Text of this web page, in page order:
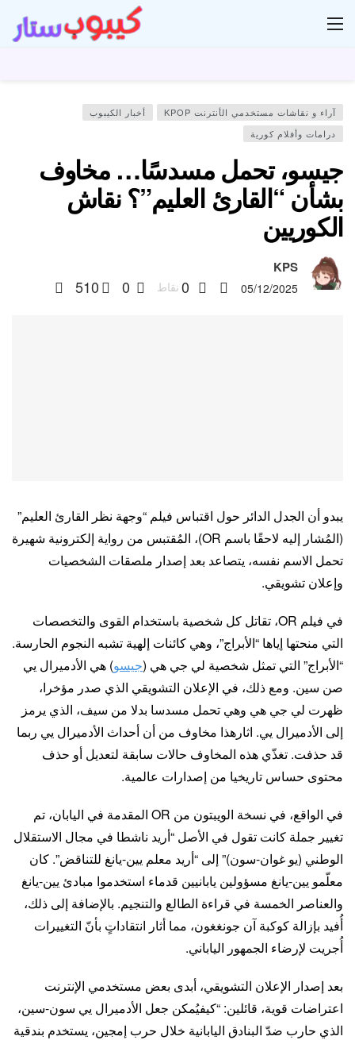
آراء و نقاشات مستخدمي الأنترنت KPOP
أخبار الكيبوب
درامات وأفلام كورية
جيسو، تحمل مسدسًا… مخاوف
بشأن “القارئ العليم”؟ نقاش
الكوريين
KPS
05/12/2025
0 نقاط 0
510
يبدو أن الجدل الدائر حول اقتباس فيلم “وجهة نظر القارئ العليم”
(المُشار إليه لاحقًا باسم OR)، المُقتبس من رواية إلكترونية شهيرة
تحمل الاسم نفسه، يتصاعد بعد إصدار ملصقات الشخصيات
وإعلان تشويقي.
في فيلم OR، تقاتل كل شخصية باستخدام القوى والتخصصات
التي منحتها إياها “الأبراج”، وهي كائنات إلهية تشبه النجوم الحارسة.
“الأبراج” التي تمثل شخصية لي جي هي (جيسو) هي الأدميرال يي
صن سين. ومع ذلك، في الإعلان التشويقي الذي صدر مؤخرا،
ظهرت لي جي هي وهي تحمل مسدسا بدلا من سيف، الذي يرمز
إلى الأدميرال يي. اثارهذا مخاوف من أن أحداث الأدميرال يي ربما
قد حذفت. تغذّي هذه المخاوف حالات سابقة لتعديل أو حذف
محتوى حساس تاريخيا من إصدارات عالمية.
في الواقع، في نسخة الويبتون من OR المقدمة في اليابان، تم
تغيير جملة كانت تقول في الأصل “أريد ناشطا في مجال الاستقلال
الوطني (يو غوان-سون)” إلى “أريد معلم يين-يانغ للتناقض”. كان
معلّمو يين-يانغ مسؤولين يابانيين قدماء استخدموا مبادئ يين-يانغ
والعناصر الخمسة في قراءة الطالع والتنجيم. بالإضافة إلى ذلك،
أُفيد بإزالة كوكبة آن جونغغون، مما أثار انتقاداتٍ بأنّ التغييرات
أُجريت لإرضاء الجمهور الياباني.
بعد إصدار الإعلان التشويقي، أبدى بعض مستخدمي الإنترنت
اعتراضات قوية، قائلين: “كيفيُمكن جعل الأدميرال يي سون-سين،
الذي حارب ضدّ البنادق اليابانية خلال حرب إمجين، يستخدم بندقية